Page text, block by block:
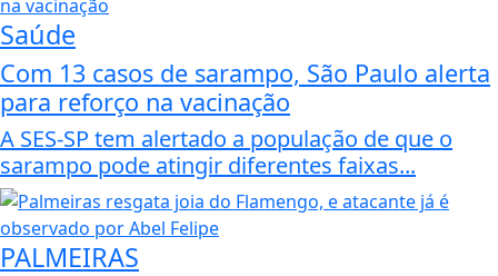
Saúde
Com 13 casos de sarampo, São Paulo alerta
para reforço na vacinação
A SES-SP tem alertado a população de que o
sarampo pode atingir diferentes faixas...
PALMEIRAS